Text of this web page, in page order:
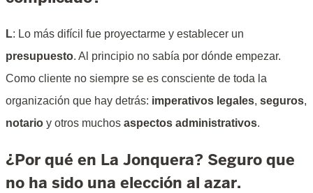
L: Lo más difícil fue proyectarme y establecer un
presupuesto. Al principio no sabía por dónde empezar.
Como cliente no siempre se es consciente de toda la
organización que hay detrás: imperativos legales, seguros,
notario y otros muchos aspectos administrativos.
¿Por qué en La Jonquera? Seguro que
no ha sido una elección al azar.